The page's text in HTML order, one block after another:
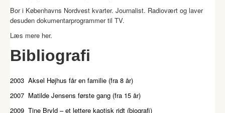
Bor i Københavns Nordvest kvarter. Journalist. Radiovært og laver
desuden dokumentarprogrammer til TV.
Læs mere her.
Bibliografi
2003 Aksel Højhus får en familie (fra 8 år)
2007 Matilde Jensens første gang (fra 15 år)
2009 Tine Bryld – et lettere kaotisk ridt (biografi)